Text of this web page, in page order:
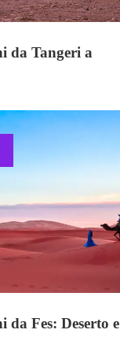
da Tangeri a
Fes: Deserto e